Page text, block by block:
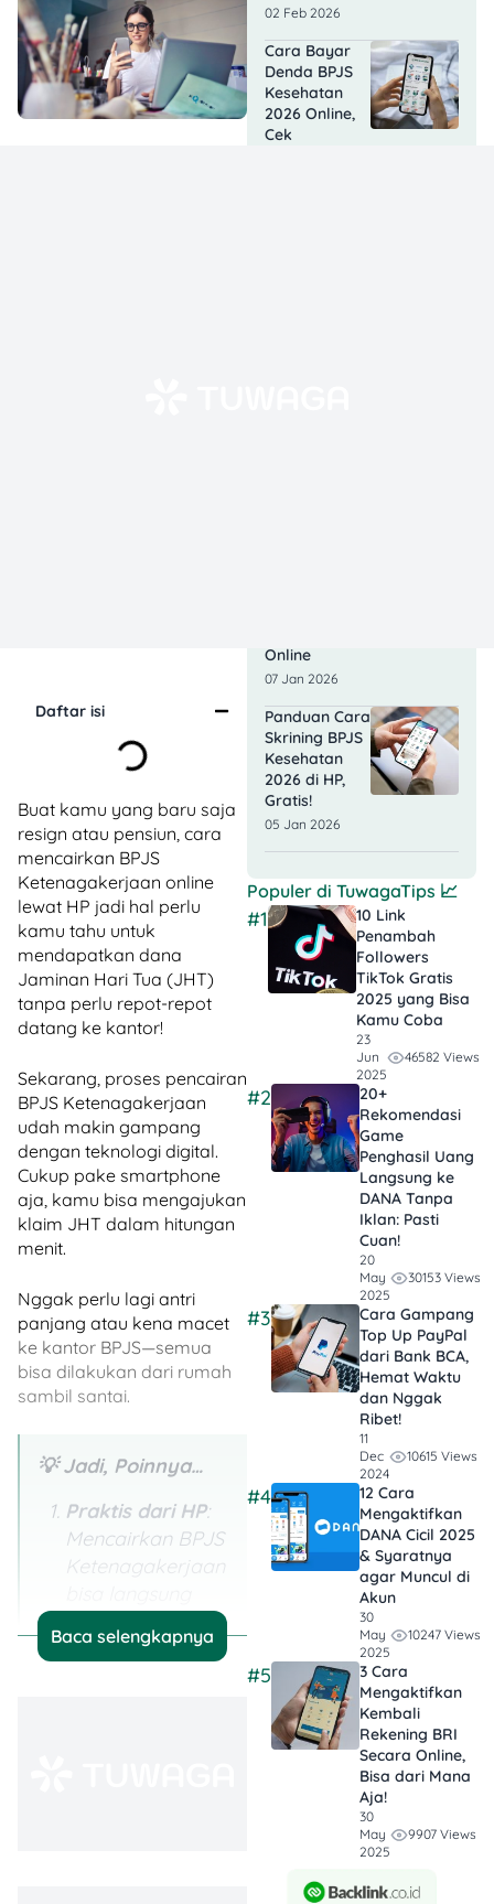
Daftar isi
Buat kamu yang baru saja
resign atau pensiun, cara
mencairkan BPJS
Ketenagakerjaan online
lewat HP jadi hal perlu
kamu tahu untuk
mendapatkan dana
Jaminan Hari Tua (JHT)
tanpa perlu repot-repot
datang ke kantor!
Sekarang, proses pencairan
BPJS Ketenagakerjaan
udah makin gampang
dengan teknologi digital.
Cukup pake smartphone
aja, kamu bisa mengajukan
klaim JHT dalam hitungan
menit.
Nggak perlu lagi antri
panjang atau kena macet
ke kantor BPJS—semua
bisa dilakukan dari rumah
sambil santai.
💡 Jadi, Poinnya…
Praktis dari HP:
Mencairkan BPJS
Ketenagakerjaan
JMO atau
Baca selengkapnya
02 Feb 2026
Cara Bayar
Denda BPJS
Kesehatan
2026 Online,
Cek
Online
07 Jan 2026
Panduan Cara
Skrining BPJS
Kesehatan
2026 di HP,
Gratis!
05 Jan 2026
Populer di TuwagaTips 📈
#1
10 Link
Penambah
Followers
TikTok Gratis​
2025 yang Bisa
Kamu Coba
23
Jun
2025
46582 Views
#2
20+
Rekomendasi
Game
Penghasil Uang
Langsung ke
DANA Tanpa
Iklan​: Pasti
Cuan!
20
May
2025
30153 Views
#3
Cara Gampang
Top Up PayPal
dari Bank BCA,
Hemat Waktu
dan Nggak
Ribet!
11
Dec
2024
10615 Views
#4
12 Cara
Mengaktifkan
DANA Cicil 2025
& Syaratnya
agar Muncul di
Akun
30
May
2025
10247 Views
#5
3 Cara
Mengaktifkan
Kembali
Rekening BRI
Secara Online,
Bisa dari Mana
Aja!
30
May
2025
9907 Views